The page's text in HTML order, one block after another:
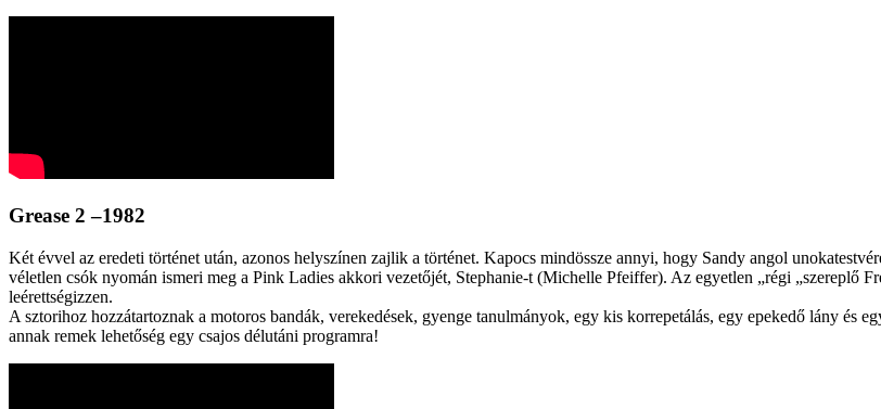
Grease 2 –1982
Két évvel az eredeti történet után, azonos helyszínen zajlik a történet. Kapocs mindössze annyi, hogy Sandy angol
véletlen csók nyomán ismeri meg a Pink Ladies akkori vezetőjét, Stephanie-t (Michelle Pfeiffer). Az egyetlen „régi „szereplő
leérettségizzen.
A sztorihoz hozzátartoznak a motoros bandák, verekedések, gyenge tanulmányok, egy kis korrepetálás, egy epekedő lány és
annak remek lehetőség egy csajos délutáni programra!